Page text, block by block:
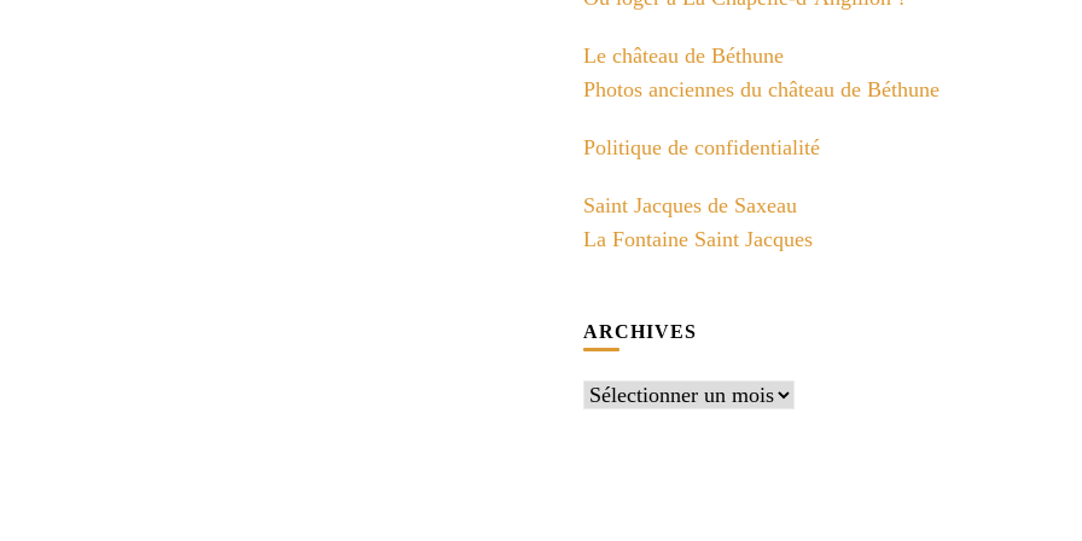
Le château de Béthune
Photos anciennes du château de Béthune
Politique de confidentialité
Saint Jacques de Saxeau
La Fontaine Saint Jacques
ARCHIVES
Archives